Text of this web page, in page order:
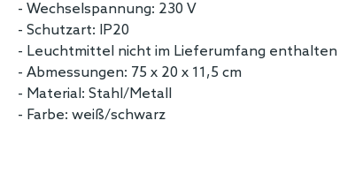
- Wechselspannung: 230 V
- Schutzart: IP20
- Leuchtmittel nicht im Lieferumfang enthalten
- Abmessungen: 75 x 20 x 11,5 cm
- Material: Stahl/Metall
- Farbe: weiß/schwarz